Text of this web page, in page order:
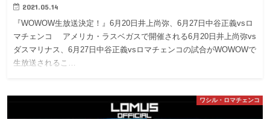
2021.05.14
『WOWOW生放送決定！』6月20日井上尚弥、6月27日中谷正義vsロ
マチェンコ アメリカ・ラスベガスで開催される6月20日井上尚弥vs
ダスマリナス、6月27日中谷正義vsロマチェンコの試合がWOWOWで
生放送されるこ…
ワシル・ロマチェンコ